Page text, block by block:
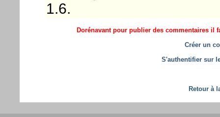
1.6.
Dorénavant pour publier des commentaires il
Créer un
S'authentifier sur
Retour à